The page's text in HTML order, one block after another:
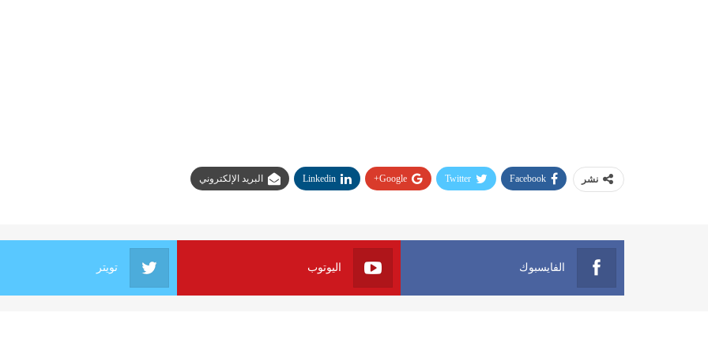
نشر Facebook
Twitter
Google+
Linkedin البريد الإلكتروني
الفايسبوك اليوتوب تويتر